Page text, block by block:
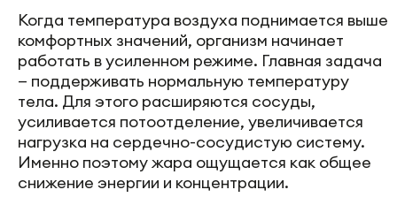
Когда температура воздуха поднимается выше
комфортных значений, организм начинает
работать в усиленном режиме. Главная задача
— поддерживать нормальную температуру
тела. Для этого расширяются сосуды,
усиливается потоотделение, увеличивается
нагрузка на сердечно-сосудистую систему.
Именно поэтому жара ощущается как общее
снижение энергии и концентрации.